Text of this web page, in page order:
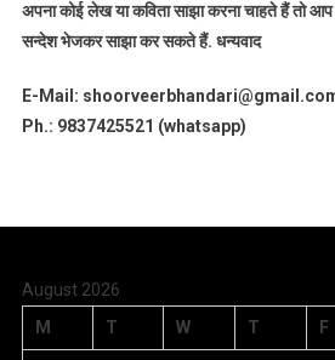
अपना कोई लेख या कविता साझा करना चाहते हैं तो
सन्देश भेजकर साझा कर सकते हैं. धन्यवाद
E-Mail:
Ph.: 9837425521 (whatsapp)
August 2026
M
T W T F